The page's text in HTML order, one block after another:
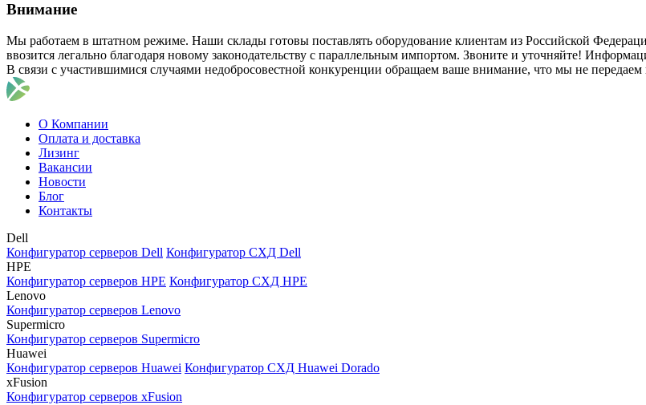
Внимание
Мы работаем в штатном режиме. Наши склады готовы поставлять оборудование клиентам из Российской
ввозится легально благодаря новому законодательству с параллельным импортом. Звоните и уточняйте!
В связи с участившимися случаями недобросовестной конкуренции обращаем ваше внимание, что мы не
О Компании
Оплата и доставка
Лизинг
Вакансии
Новости
Блог
Контакты
Dell
Конфигуратор серверов Dell Конфигуратор СХД Dell
HPE
Конфигуратор серверов HPE Конфигуратор СХД HPE
Lenovo
Конфигуратор серверов Lenovo
Supermicro
Конфигуратор серверов Supermicro
Huawei
Конфигуратор серверов Huawei Конфигуратор СХД Huawei Dorado
xFusion
Конфигуратор серверов xFusion